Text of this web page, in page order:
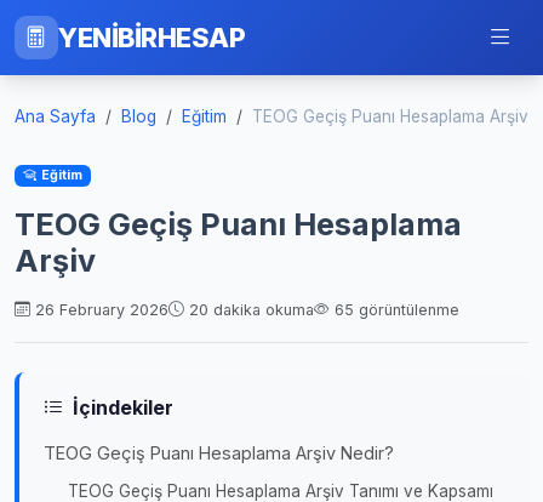
YENİBİRHESAP
Ana Sayfa Blog Eğitim TEOG Geçiş Puanı Hesaplama Arşiv
Eğitim
TEOG Geçiş Puanı Hesaplama
Arşiv
26 February 2026 20 dakika okuma 65 görüntülenme
İçindekiler
TEOG Geçiş Puanı Hesaplama Arşiv Nedir?
TEOG Geçiş Puanı Hesaplama Arşiv Tanımı ve Kapsamı